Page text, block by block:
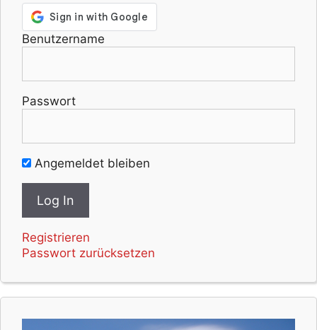
Benutzername
Passwort
Angemeldet bleiben
Registrieren
Passwort zurücksetzen